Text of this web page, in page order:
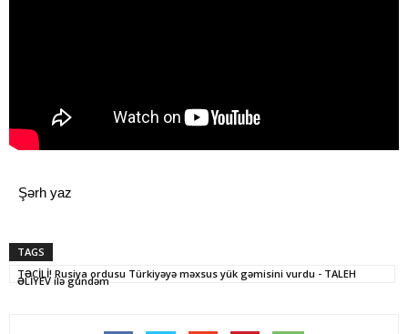
Şərh yaz
TAGS
TƏCİLİ! Rusiya ordusu Türkiyəyə məxsus yük gəmisini vurdu - TALEH
ƏLİYEV ilə gündəm